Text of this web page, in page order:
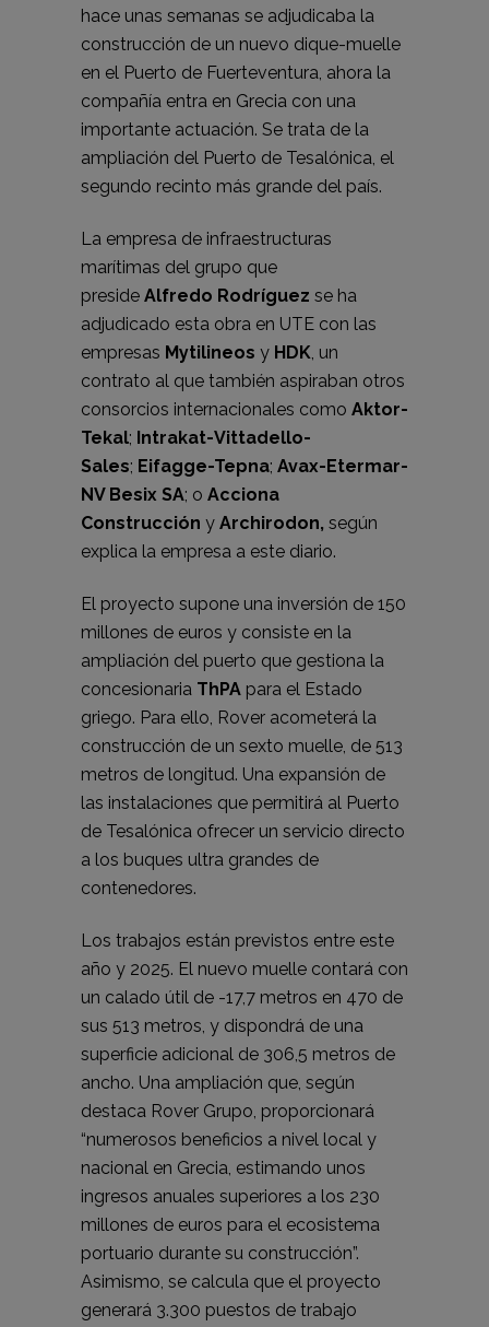
hace unas semanas se adjudicaba la
construcción de un nuevo dique-muelle
en el Puerto de Fuerteventura, ahora la
compañía entra en Grecia con una
importante actuación. Se trata de la
ampliación del Puerto de Tesalónica, el
segundo recinto más grande del país.
La empresa de infraestructuras
marítimas del grupo que
preside Alfredo Rodríguez se ha
adjudicado esta obra en UTE con las
empresas Mytilineos y HDK, un
contrato al que también aspiraban otros
consorcios internacionales como Aktor-
Tekal; Intrakat-Vittadello-
Sales; Eifagge-Tepna; Avax-Etermar-
NV Besix SA; o Acciona
Construcción y Archirodon, según
explica la empresa a este diario.
El proyecto supone una inversión de 150
millones de euros y consiste en la
ampliación del puerto que gestiona la
concesionaria ThPA para el Estado
griego. Para ello, Rover acometerá la
construcción de un sexto muelle, de 513
metros de longitud. Una expansión de
las instalaciones que permitirá al Puerto
de Tesalónica ofrecer un servicio directo
a los buques ultra grandes de
contenedores.
Los trabajos están previstos entre este
año y 2025. El nuevo muelle contará con
un calado útil de -17,7 metros en 470 de
sus 513 metros, y dispondrá de una
superficie adicional de 306,5 metros de
ancho. Una ampliación que, según
destaca Rover Grupo, proporcionará
“numerosos beneficios a nivel local y
nacional en Grecia, estimando unos
ingresos anuales superiores a los 230
millones de euros para el ecosistema
portuario durante su construcción”.
Asimismo, se calcula que el proyecto
generará 3.300 puestos de trabajo